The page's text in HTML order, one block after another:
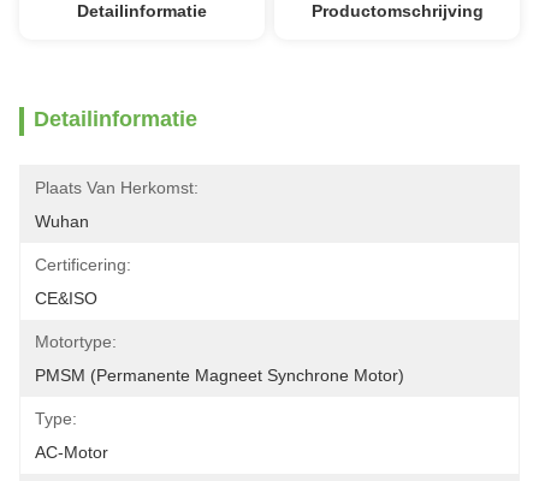
Detailinformatie Productomschrijving
Detailinformatie
Plaats Van Herkomst:
Wuhan
Certificering:
CE&ISO
Motortype:
PMSM (permanente Magneet Synchrone Motor)
Type:
AC-Motor